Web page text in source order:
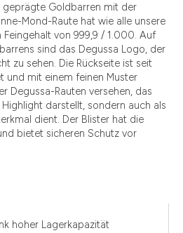
geprägte Goldbarren mit der
Mond-Raute hat wie alle unsere
von 999,9 / 1.000. Auf
sind das Degussa Logo, der
zu sehen. Die Rückseite ist seit
und mit einem feinen Muster
Degussa-Rauten versehen, das
darstellt, sondern auch als
dient. Der Blister hat die
bietet sicheren Schutz vor
hoher Lagerkapazität